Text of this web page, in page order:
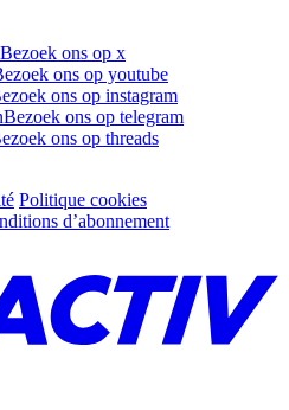
Bezoek ons op x
ons op youtube
ons op instagram
Bezoek ons op telegram
ons op threads
Politique cookies
d’abonnement